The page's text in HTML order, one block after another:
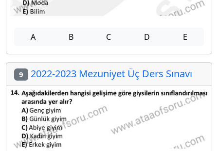
A B C D E
9 2022-2023 Mezuniyet Üç Ders Sınavı